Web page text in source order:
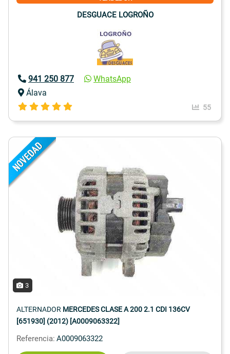
DESGUACE LOGROÑO
941 250 877
WhatsApp
Álava
55
3
ALTERNADOR MERCEDES CLASE A 200 2.1 CDI 136CV
[651930] (2012) [A0009063322]
Referencia: A0009063322